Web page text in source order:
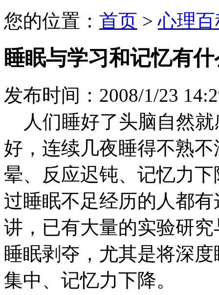
您的位置： 首页 >心理
睡眠与学习和记忆有
发布时间：2008/1/23
人们睡好了头脑自然就
好，连续几夜睡得不熟
晕、反应迟钝、记忆力
过睡眠不足经历的人都
讲，已有大量的实验研
睡眠剥夺，尤其是将深
集中、记忆力下降。